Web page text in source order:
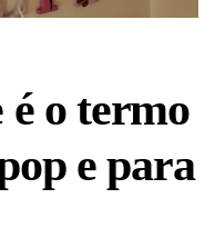
é o termo
e para